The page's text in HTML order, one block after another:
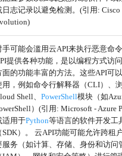
日志记录以避免检测。(引用:
手可能会滥用云API来执行恶意命
提供各种功能，是以编程方式访
面的功能丰富的方法。这些API可
用，例如命令行解释器（CLI）、
Shell、 PowerShell模块（如
）(引用: Microsoft - Azure
适用于Python等语言的软件开发工
SDK）。 云API功能可能允许跨租
服务（如计算、存储、身份和访问